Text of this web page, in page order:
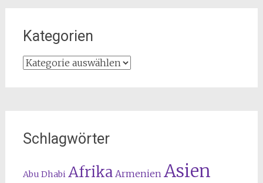
Kategorien
Kategorien
Schlagwörter
Abu Dhabi Afrika Armenien Asien